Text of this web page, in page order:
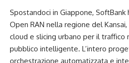
Spostandoci in Giappone,
Open RAN nella regione del
cloud e slicing urbano per il
pubblico intelligente. L’intero
orchestrazione automatizzata e